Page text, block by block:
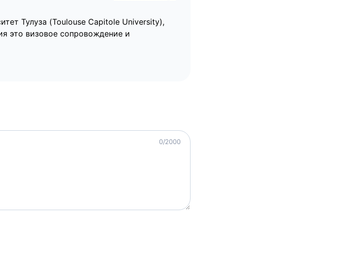
Тулуза (Toulouse Capitole University),
это визовое сопровождение и
0/2000